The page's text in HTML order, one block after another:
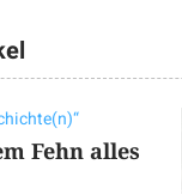
Fehn alles